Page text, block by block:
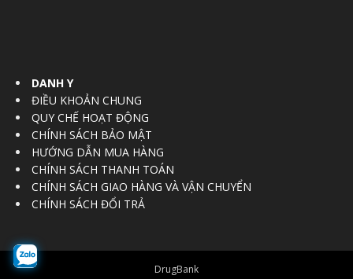
DANH Y
ĐIỀU KHOẢN CHUNG
QUY CHẾ HOẠT ĐỘNG
CHÍNH SÁCH BẢO MẬT
HƯỚNG DẪN MUA HÀNG
CHÍNH SÁCH THANH TOÁN
CHÍNH SÁCH GIAO HÀNG VÀ VẬN CHUYỂN
CHÍNH SÁCH ĐỔI TRẢ
DrugBank